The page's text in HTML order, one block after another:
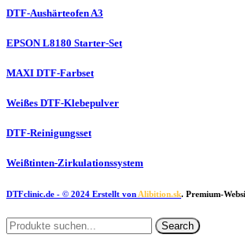
DTF-Aushärteofen A3
EPSON L8180 Starter-Set
MAXI DTF-Farbset
Weißes DTF-Klebepulver
DTF-Reinigungsset
Weißtinten-Zirkulationssystem
DTFclinic.de - © 2024 Erstellt von Alibition.sk. Premium-
Search